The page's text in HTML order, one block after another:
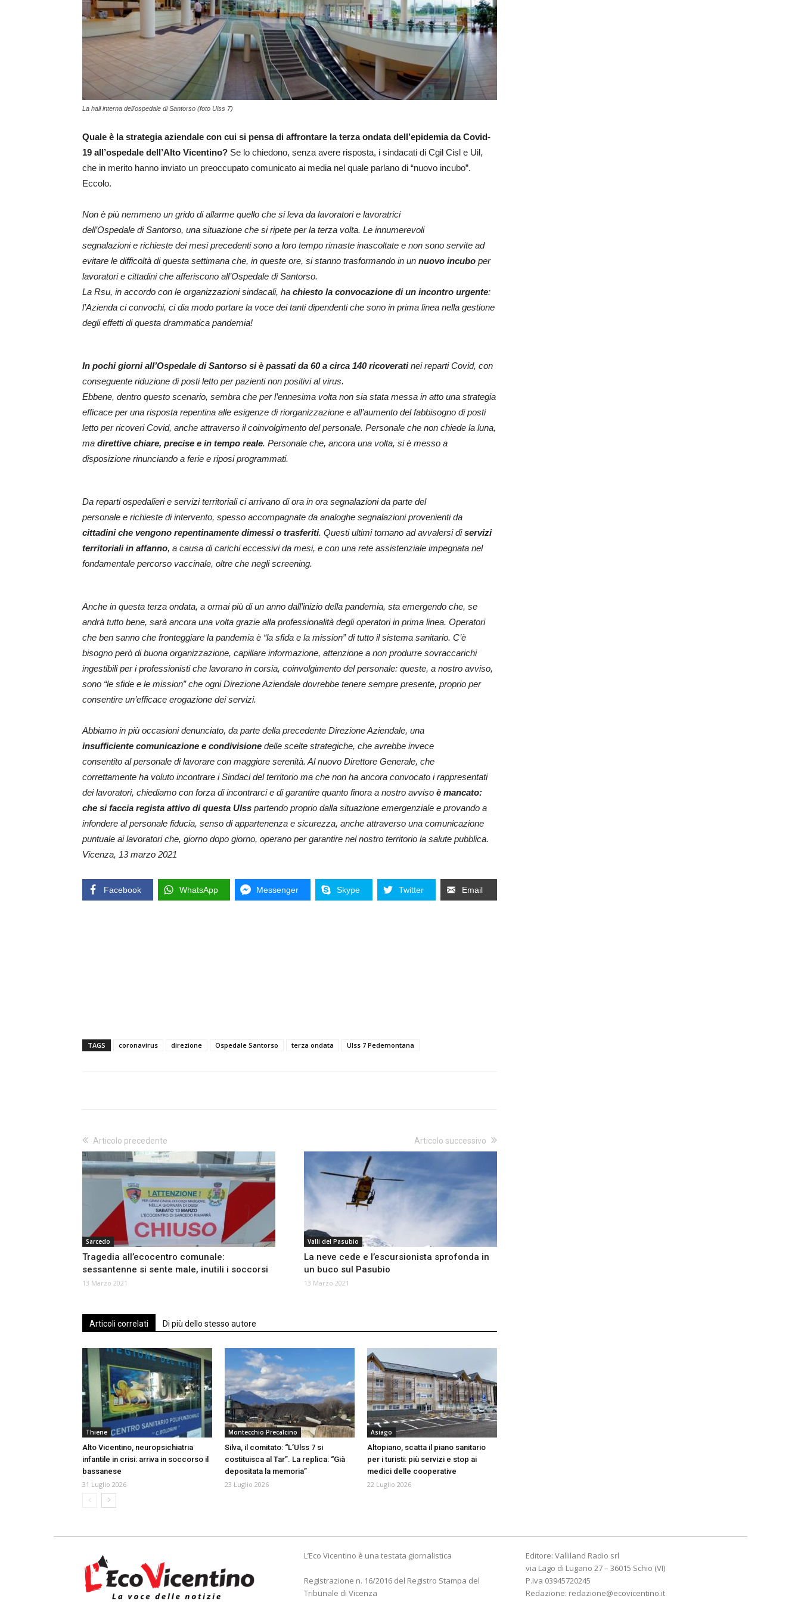
La hall interna dell'ospedale di Santorso (foto Ulss 7)
Quale è la strategia aziendale con cui si pensa di affrontare la terza ondata dell’epidemia da Covid-
19 all’ospedale dell’Alto Vicentino? Se lo chiedono, senza avere risposta, i sindacati di Cgil Cisl e Uil,
che in merito hanno inviato un preoccupato comunicato ai media nel quale parlano di “nuovo incubo”.
Eccolo.
Non è più nemmeno un grido di allarme quello che si leva da lavoratori e lavoratrici
dell’Ospedale di Santorso, una situazione che si ripete per la terza volta. Le innumerevoli
segnalazioni e richieste dei mesi precedenti sono a loro tempo rimaste inascoltate e non sono servite ad
evitare le difficoltà di questa settimana che, in queste ore, si stanno trasformando in un nuovo incubo per
lavoratori e cittadini che afferiscono all’Ospedale di Santorso.
La Rsu, in accordo con le organizzazioni sindacali, ha chiesto la convocazione di un incontro urgente:
l’Azienda ci convochi, ci dia modo portare la voce dei tanti dipendenti che sono in prima linea nella gestione
degli effetti di questa drammatica pandemia!
In pochi giorni all’Ospedale di Santorso si è passati da 60 a circa 140 ricoveratinei repartiCovid, con
conseguente riduzione di posti letto per pazienti non positivi al virus.
Ebbene, dentro questo scenario, sembra che per l’ennesima volta non sia stata messa in atto una strategia
efficace per una risposta repentina alle esigenze di riorganizzazione e all’aumento del fabbisogno di posti
letto per ricoveri Covid, anche attraverso il coinvolgimento delpersonale. Personale che non chiede la luna,
ma direttive chiare, precise e in tempo reale. Personale che, ancora una volta, si è messo a
disposizione rinunciando a ferie e riposiprogrammati.
Da reparti ospedalieri e servizi territoriali ci arrivano di ora in ora segnalazioni da parte del
personale e richieste di intervento, spesso accompagnate da analoghe segnalazioni provenientida
cittadini che vengono repentinamente dimessi o trasferiti. Questi ultimi tornano ad avvalersidiservizi
territoriali in affanno, a causa di carichi eccessivi da mesi, e con una rete assistenziale impegnata nel
fondamentale percorso vaccinale, oltre che negli screening.
Anche in questa terza ondata, a ormai più di un anno dall’inizio della pandemia, sta emergendo che, se
andrà tutto bene, sarà ancora una volta grazie alla professionalità degli operatori in prima linea. Operatori
che ben sanno che fronteggiare la pandemia è “la sfida e la mission” ditutto il sistema sanitario. C’è
bisogno però di buona organizzazione, capillare informazione, attenzione a non produrre sovraccarichi
ingestibili per i professionisti che lavorano in corsia, coinvolgimento del personale: queste, a nostro avviso,
sono “le sfide e le mission” che ogniDirezione Aziendale dovrebbe tenere sempre presente, proprio per
consentire un’efficace erogazione dei servizi.
Abbiamo in più occasioni denunciato, da parte della precedente Direzione Aziendale, una
insufficiente comunicazione e condivisione delle scelte strategiche, che avrebbe invece
consentito al personale di lavorare con maggiore serenità. Al nuovo Direttore Generale, che
correttamente ha voluto incontrare i Sindaci del territorio ma che non ha ancora convocato irappresentati
dei lavoratori, chiediamo con forza di incontrarci e di garantire quanto finora a nostro avviso è mancato:
che si faccia regista attivo di questa Ulss partendo proprio dalla situazione emergenziale e provando a
infondere al personale fiducia, senso di appartenenza e sicurezza, anche attraverso una comunicazione
puntuale ai lavoratori che, giorno dopo giorno, operano per garantire nel nostro territorio la salute pubblica.
Vicenza, 13 marzo 2021
Facebook WhatsApp Messenger Skype Twitter Email
TAGS coronavirus direzione Ospedale Santorso terza ondata Ulss 7 Pedemontana
Articolo precedente
Sarcedo
Tragedia all’ecocentro comunale:
sessantenne si sente male, inutili i soccorsi
13 Marzo 2021
Articolo successivo
Valli del Pasubio
La neve cede e l’escursionista sprofonda in
un buco sul Pasubio
13 Marzo 2021
Articoli correlati Di più dello stesso autore
Thiene
Alto Vicentino, neuropsichiatria
infantile in crisi: arriva in soccorso il
bassanese
31 Luglio 2026
Montecchio Precalcino
Silva, il comitato: “L’Ulss 7 si
costituisca al Tar”. La replica: “Già
depositata la memoria”
23 Luglio 2026
Asiago
Altopiano, scatta il piano sanitario
per i turisti: più servizi e stop ai
medici delle cooperative
22 Luglio 2026
L’Eco Vicentino è una testata giornalistica
Registrazione n. 16/2016 del Registro Stampa del
Tribunale di Vicenza
Editore: Valliland Radio srl
via Lago di Lugano 27 – 36015 Schio (VI)
P.Iva 03945720245
Redazione: redazione@ecovicentino.it